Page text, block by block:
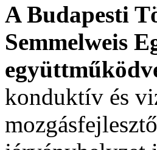
A Budapesti
Semmelweis
konduktív és